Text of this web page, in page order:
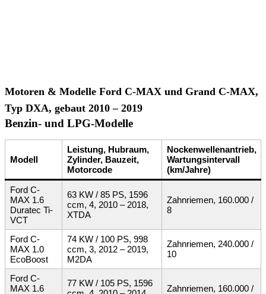
Motoren & Modelle Ford C-MAX und Grand C-MAX,
Typ DXA, gebaut 2010 – 2019
Benzin- und LPG-Modelle
Modell
Leistung, Hubraum,
Zylinder, Bauzeit,
Motorcode
Nockenwellenantrieb,
Wartungsintervall
(km/Jahre)
Ford C-
MAX 1.6
Duratec Ti-
VCT
63 KW / 85 PS, 1596
ccm, 4, 2010 – 2018,
XTDA
Zahnriemen, 160.000 /
8
Ford C-
MAX 1.0
EcoBoost
74 KW / 100 PS, 998
ccm, 3, 2012 – 2019,
M2DA
Zahnriemen, 240.000 /
10
Ford C-
MAX 1.6
77 KW / 105 PS, 1596
Zahnriemen, 160.000 /